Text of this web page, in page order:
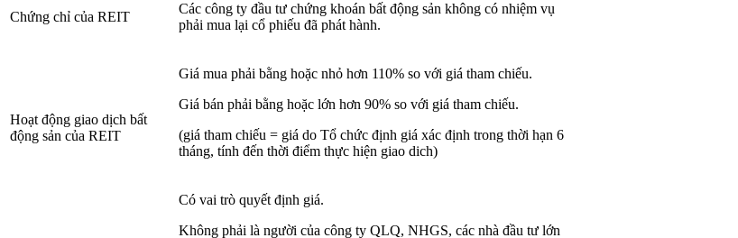
Chứng chỉ của REIT
Các công ty đầu tư chứng khoán bất động sản không có nhiệm vụ
phải mua lại cổ phiếu đã phát hành.
Hoạt động giao dịch bất
động sản của REIT
Giá mua phải bằng hoặc nhỏ hơn 110% so với giá tham chiếu.
Giá bán phải bằng hoặc lớn hơn 90% so với giá tham chiếu.
(giá tham chiếu = giá do Tổ chức định giá xác định trong thời hạn 6
tháng, tính đến thời điểm thực hiện giao dich)
Có vai trò quyết định giá.
Không phải là người của công ty QLQ, NHGS, các nhà đầu tư lớn